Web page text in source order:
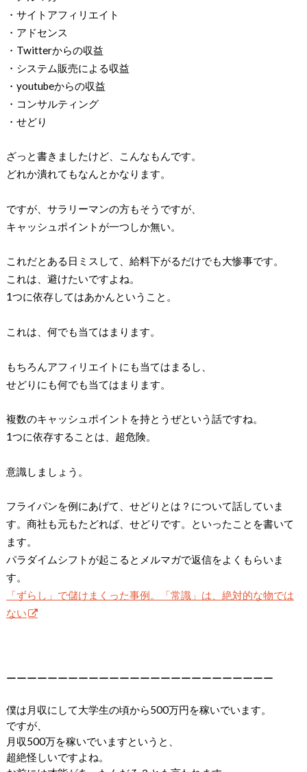
・サイトアフィリエイト
・アドセンス
・Twitterからの収益
・システム販売による収益
・youtubeからの収益
・コンサルティング
・せどり
ざっと書きましたけど、こんなもんです。
どれか潰れてもなんとかなります。
ですが、サラリーマンの方もそうですが、
キャッシュポイントが一つしか無い。
これだとある日ミスして、給料下がるだけでも大惨事です。
これは、避けたいですよね。
1つに依存してはあかんということ。
これは、何でも当てはまります。
もちろんアフィリエイトにも当てはまるし、
せどりにも何でも当てはまります。
複数のキャッシュポイントを持とうぜという話ですね。
1つに依存することは、超危険。
意識しましょう。
フライパンを例にあげて、せどりとは？について話していま
す。商社も元もたどれば、せどりです。といったことを書いて
ます。
パラダイムシフトが起こるとメルマガで返信をよくもらいま
す。
「ずらし」で儲けまくった事例。「常識」は、絶対的な物では
ない
ーーーーーーーーーーーーーーーーーーーーーーーーーー
僕は月収にして大学生の頃から500万円を稼いでいます。
ですが、
月収500万を稼いでいますというと、
超絶怪しいですよね。